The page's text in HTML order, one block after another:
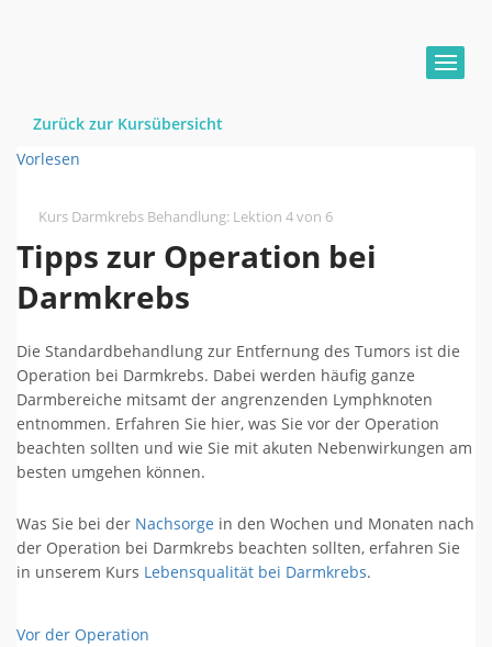
Zurück zur Kursübersicht
Vorlesen
Kurs Darmkrebs Behandlung: Lektion 4 von 6
Tipps zur Operation bei
Darmkrebs
Die Standardbehandlung zur Entfernung des Tumors ist die
Operation bei Darmkrebs. Dabei werden häufig ganze
Darmbereiche mitsamt der angrenzenden Lymphknoten
entnommen. Erfahren Sie hier, was Sie vor der Operation
beachten sollten und wie Sie mit akuten Nebenwirkungen am
besten umgehen können.
Was Sie bei der Nachsorge in den Wochen und Monaten nach
der Operation bei Darmkrebs beachten sollten, erfahren Sie
in unserem Kurs Lebensqualität bei Darmkrebs.
Vor der Operation